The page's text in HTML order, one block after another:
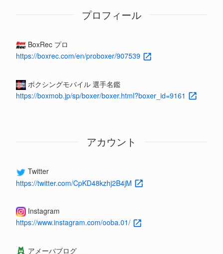
プロフィール
BoxRec プロ
https://boxrec.com/en/proboxer/907539
ボクシングモバイル 選手名鑑
https://boxmob.jp/sp/boxer/boxer.html?boxer_id=9161
アカウント
Twitter
https://twitter.com/CpKD48kzhj2B4jM
Instagram
https://www.instagram.com/ooba.01/
アメーバブログ